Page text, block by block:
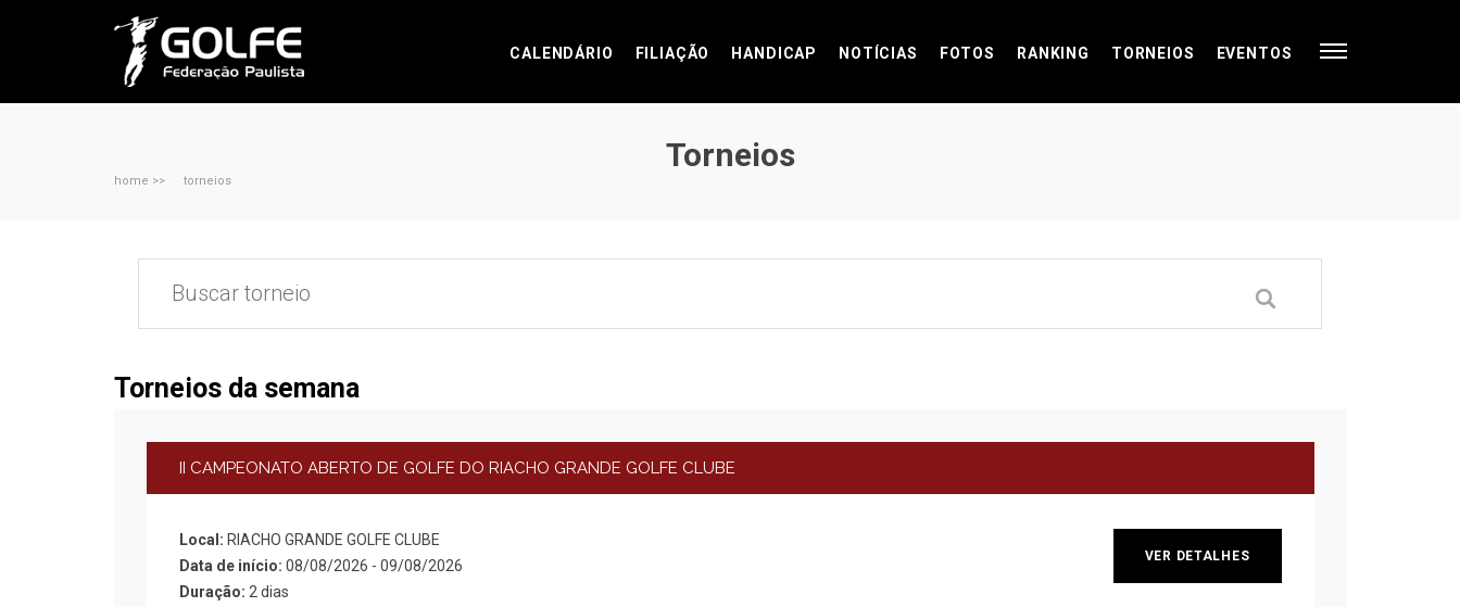
CALENDÁRIO FILIAÇÃO HANDICAP NOTÍCIAS FOTOS RANKING TORNEIOS EVENTOS
Torneios
home >> torneios
Torneios da semana
II CAMPEONATO ABERTO DE GOLFE DO RIACHO GRANDE GOLFE CLUBE
Local: RIACHO GRANDE GOLFE CLUBE
Data de início: 08/08/2026 - 09/08/2026
Duração: 2 dias
VER DETALHES